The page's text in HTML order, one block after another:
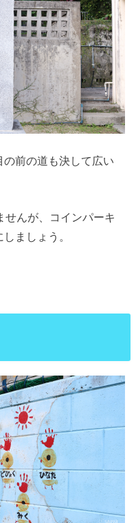
前の道も決して広い
せんが、コインパーキ
ましょう。